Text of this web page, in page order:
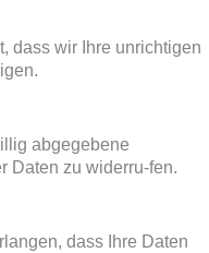
dass wir Ihre unrichtigen
abgegebene
Daten zu widerru-fen.
dass Ihre Daten